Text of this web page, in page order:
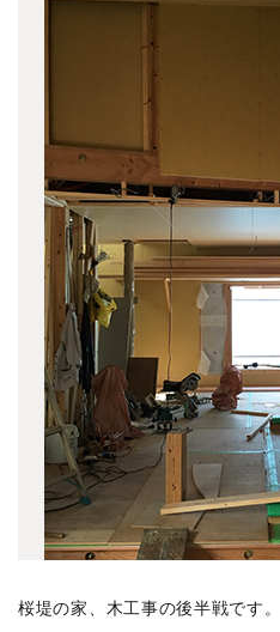
目黒の集合住宅 1709竣工
中目黒の集合住宅 1709竣工
小金井緑町の家 1707竣工
神保町の集合住宅2 1706竣工
高野台の家 1706竣工 (1)
南平台TT 1704竣工 (1)
白河のビル 1703竣工 (4)
井の頭の家N 1703竣工 (3)
いわきのスタジオ 1612竣工 (7)
神保町の集合住宅 1609竣工 (3)
上馬の家 1609竣工 (6)
上原の集合住宅 1608竣工 (4)
桜堤の家 1606竣工 (5)
飯田橋の集合住宅 1604竣工 (4)
桜堤の家、木工事の後半戦です。